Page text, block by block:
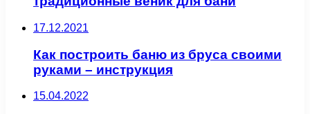
17.12.2021
Как построить баню из бруса своими
руками – инструкция
15.04.2022